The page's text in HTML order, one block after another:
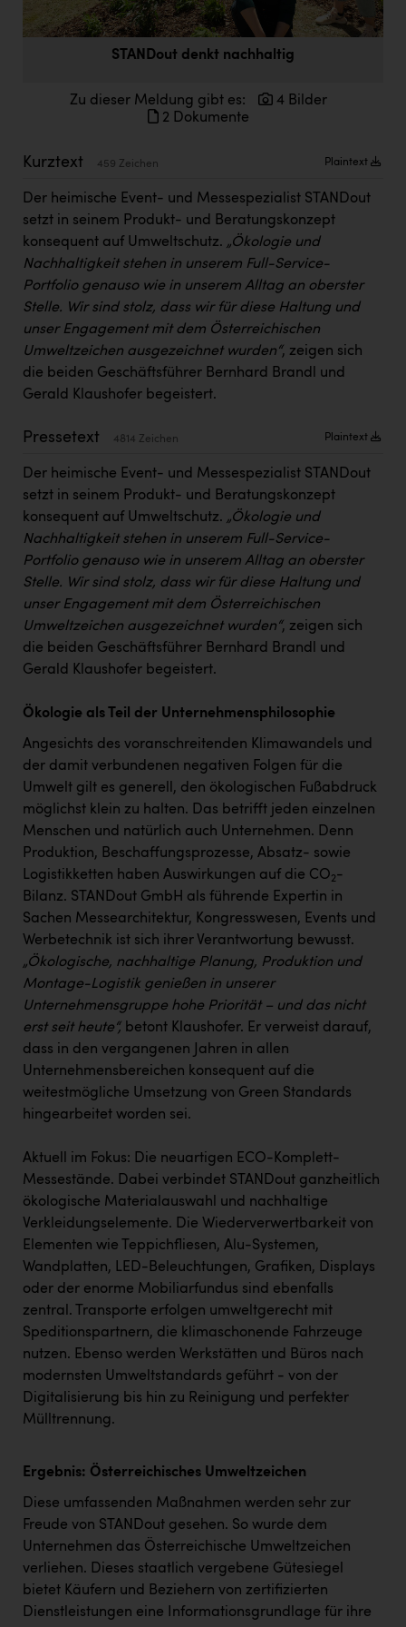
Doppler Gruppe
IFE Austria GmbH
Immotech
INTERSPAR
Jesolo
Jane Goodall Institute Austria
KIWI Kinderwunsch Institut Dr. Loimer
KLIPP Frisör
Kleider Bauer
Kremsmüller Anlagenbau GmbH
Maximarkt
Österreichischer Kachelofenverband
Orlen
Passage Linz
PEZ
PÜSPÖK
REMAX
RE/MAX Welcome
Resch&Frisch
RUBBLE MASTER
Ruderclub Wels
SCRI - Salzburg Cancer Research Institute
SCHMACHTL GmbH
Schwingshandl - automation technology gmbh
Seher + Partner
TCL
TGW Logistics
TRAILOMAT & Cycling Austria
VERITAS
Vier Diamanten
Vorlagenportal
Wir besiegen Krebs
Wirtschaftskammer OÖ
ZGONC
ZULuft - Zukunft Luft Austria
Österreichisches Hebammengremium
STANDout denkt nachhaltig
Zu dieser Meldung gibt es:
4 Bilder
2 Dokumente
Kurztext 459 Zeichen Plaintext
Der heimische Event- und Messespezialist STANDout
setzt in seinem Produkt- und Beratungskonzept
konsequent auf Umweltschutz. „Ökologie und
Nachhaltigkeit stehen in unserem Full-Service-
Portfolio genauso wie in unserem Alltag an oberster
Stelle. Wir sind stolz, dass wir für diese Haltung und
unser Engagement mit dem Österreichischen
Umweltzeichen ausgezeichnet wurden“, zeigen sich
die beiden Geschäftsführer Bernhard Brandl und
Gerald Klaushofer begeistert.
Pressetext 4814 Zeichen Plaintext
Der heimische Event- und Messespezialist STANDout
setzt in seinem Produkt- und Beratungskonzept
konsequent auf Umweltschutz. „Ökologie und
Nachhaltigkeit stehen in unserem Full-Service-
Portfolio genauso wie in unserem Alltag an oberster
Stelle. Wir sind stolz, dass wir für diese Haltung und
unser Engagement mit dem Österreichischen
Umweltzeichen ausgezeichnet wurden“, zeigen sich
die beiden Geschäftsführer Bernhard Brandl und
Gerald Klaushofer begeistert.
Ökologie als Teil der Unternehmensphilosophie
Angesichts des voranschreitenden Klimawandels und
der damit verbundenen negativen Folgen für die
Umwelt gilt es generell, den ökologischen Fußabdruck
möglichst klein zu halten. Das betrifft jeden einzelnen
Menschen und natürlich auch Unternehmen. Denn
Produktion, Beschaffungsprozesse, Absatz- sowie
Logistikketten haben Auswirkungen auf die CO2-
Bilanz. STANDout GmbH als führende Expertin in
Sachen Messearchitektur, Kongresswesen, Events und
Werbetechnik ist sich ihrer Verantwortung bewusst.
„Ökologische, nachhaltige Planung, Produktion und
Montage-Logistik genießen in unserer
Unternehmensgruppe hohe Priorität – und das nicht
erst seit heute“, betont Klaushofer. Er verweist darauf,
dass in den vergangenen Jahren in allen
Unternehmensbereichen konsequent auf die
weitestmögliche Umsetzung von Green Standards
hingearbeitet worden sei.
Aktuell im Fokus: Die neuartigen ECO-Komplett-
Messestände. Dabei verbindet STANDout ganzheitlich
ökologische Materialauswahl und nachhaltige
Verkleidungselemente. Die Wiederverwertbarkeit von
Elementen wie Teppichfliesen, Alu-Systemen,
Wandplatten, LED-Beleuchtungen, Grafiken, Displays
oder der enorme Mobiliarfundus sind ebenfalls
zentral. Transporte erfolgen umweltgerecht mit
Speditionspartnern, die klimaschonende Fahrzeuge
nutzen. Ebenso werden Werkstätten und Büros nach
modernsten Umweltstandards geführt - von der
Digitalisierung bis hin zu Reinigung und perfekter
Mülltrennung.
Ergebnis: Österreichisches Umweltzeichen
Diese umfassenden Maßnahmen werden sehr zur
Freude von STANDout gesehen. So wurde dem
Unternehmen das Österreichische Umweltzeichen
verliehen. Dieses staatlich vergebene Gütesiegel
bietet Käufern und Beziehern von zertifizierten
Dienstleistungen eine Informationsgrundlage für ihre